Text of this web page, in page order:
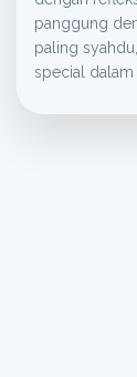
panggung
paling
special